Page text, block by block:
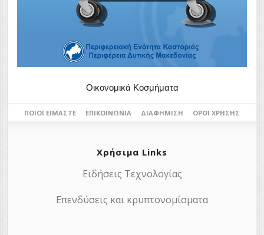
Οικονομικά Κοσμήματα
ΠΟΙΟΙ ΕΊΜΑΣΤΕ ΕΠΙΚΟΙΝΩΝΊΑ ΔΙΑΦΉΜΙΣΗ ΌΡΟΙ ΧΡΉΣΗΣ
Χρήσιμα Links
Ειδήσεις Τεχνολογίας
Επενδύσεις και κρυπτονομίσματα